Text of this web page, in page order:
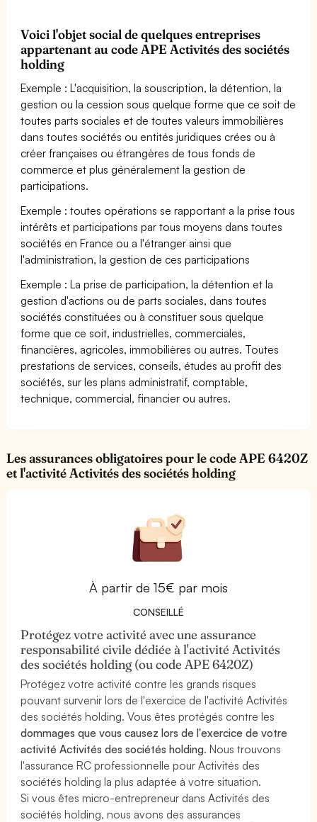
Voici l'objet social de quelques entreprises
appartenant au code APE Activités des sociétés
holding
Exemple : L'acquisition, la souscription, la détention, la
gestion ou la cession sous quelque forme que ce soit de
toutes parts sociales et de toutes valeurs immobilières
dans toutes sociétés ou entités juridiques crées ou à
créer françaises ou étrangères de tous fonds de
commerce et plus généralement la gestion de
participations.
Exemple : toutes opérations se rapportant a la prise tous
intérêts et participations par tous moyens dans toutes
sociétés en France ou a l'étranger ainsi que
l'administration, la gestion de ces participations
Exemple : La prise de participation, la détention et la
gestion d'actions ou de parts sociales, dans toutes
sociétés constituées ou à constituer sous quelque
forme que ce soit, industrielles, commerciales,
financières, agricoles, immobilières ou autres. Toutes
prestations de services, conseils, études au profit des
sociétés, sur les plans administratif, comptable,
technique, commercial, financier ou autres.
Les assurances obligatoires pour le code APE 6420Z
et l'activité Activités des sociétés holding
À partir de 15€ par mois
CONSEILLÉ
Protégez votre activité avec une assurance
responsabilité civile dédiée à l'activité Activités
des sociétés holding (ou code APE 6420Z)
Protégez votre activité contre les grands risques
pouvant survenir lors de l'exercice de l'activité Activités
des sociétés holding. Vous êtes protégés contre les
dommages que vous causez lors de l'exercice de votre
activité Activités des sociétés holding. Nous trouvons
l'assurance RC professionnelle pour Activités des
sociétés holding la plus adaptée à votre situation.
Si vous êtes micro-entrepreneur dans Activités des
sociétés holding, nous avons des assurances